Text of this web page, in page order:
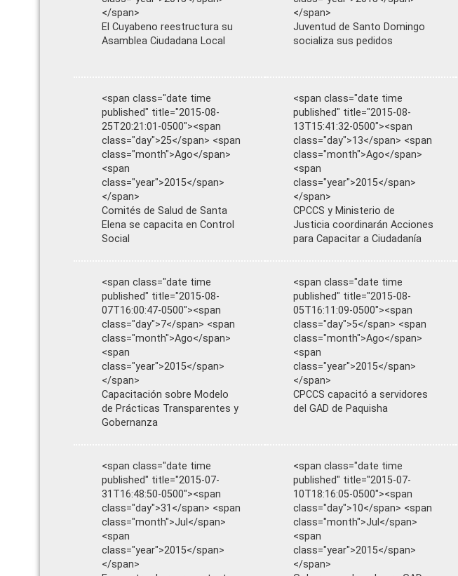
</span>
El Cuyabeno reestructura su
Asamblea Ciudadana Local
</span>
Juventud de Santo Domingo
socializa sus pedidos
<span class="date time
published" title="2015-08-
25T20:21:01-0500"><span
class="day">25</span> <span
class="month">Ago</span>
<span
class="year">2015</span>
</span>
Comités de Salud de Santa
Elena se capacita en Control
Social
<span class="date time
published" title="2015-08-
13T15:41:32-0500"><span
class="day">13</span> <span
class="month">Ago</span>
<span
class="year">2015</span>
</span>
CPCCS y Ministerio de
Justicia coordinarán Acciones
para Capacitar a Ciudadanía
<span class="date time
published" title="2015-08-
07T16:00:47-0500"><span
class="day">7</span> <span
class="month">Ago</span>
<span
class="year">2015</span>
</span>
Capacitación sobre Modelo
de Prácticas Transparentes y
Gobernanza
<span class="date time
published" title="2015-08-
05T16:11:09-0500"><span
class="day">5</span> <span
class="month">Ago</span>
<span
class="year">2015</span>
</span>
CPCCS capacitó a servidores
del GAD de Paquisha
<span class="date time
published" title="2015-07-
31T16:48:50-0500"><span
class="day">31</span> <span
class="month">Jul</span>
<span
class="year">2015</span>
</span>
<span class="date time
published" title="2015-07-
10T18:16:05-0500"><span
class="day">10</span> <span
class="month">Jul</span>
<span
class="year">2015</span>
</span>